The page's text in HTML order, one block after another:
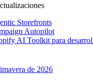
Storefronts
Autopilot
AI Toolkit para
de 2026